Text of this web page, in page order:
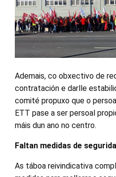
Ademais, co obxectivo de
contratación e darlle
comité propuxo que o
ETT pase a ser persoal
máis dun ano no centro.
Faltan medidas de
As táboa reivindicativa